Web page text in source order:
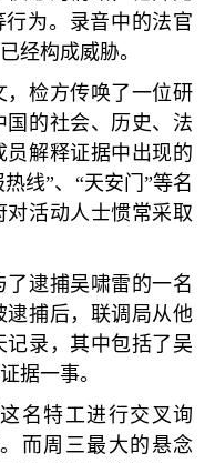
行为。录音中的法官
经构成威胁。
，检方传唤了一位研
的社会、历史、法
解释证据中出现的
线”、“天安门”等名
活动人士惯常采取
逮捕吴啸雷的一名
捕后，联调局从他
记录，其中包括了吴
据一事。
名特工进行交叉询
而周三最大的悬念